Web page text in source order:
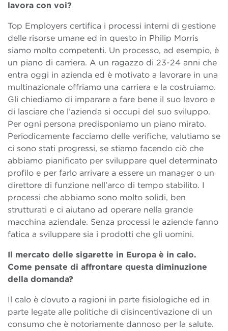
lavora con voi?
Top Employers certifica i processi interni di gestione
delle risorse umane ed in questo in Philip Morris
siamo molto competenti. Un processo, ad esempio, è
un piano di carriera. A un ragazzo di 23-24 anni che
entra oggi in azienda ed è motivato a lavorare in una
multinazionale offriamo una carriera e la costruiamo.
Gli chiediamo di imparare a fare bene il suo lavoro e
di lasciare che l’azienda si occupi del suo sviluppo.
Per ogni persona predisponiamo un piano mirato.
Periodicamente facciamo delle verifiche, valutiamo se
ci sono stati progressi, se stiamo facendo ciò che
abbiamo pianificato per sviluppare quel determinato
profilo e per farlo arrivare a essere un manager o un
direttore di funzione nell’arco di tempo stabilito. I
processi che abbiamo sono molto solidi, ben
strutturati e ci aiutano ad operare nella grande
macchina aziendale. Senza processi le aziende fanno
fatica a sviluppare sia i prodotti che gli uomini.
Il mercato delle sigarette in Europa è in calo.
Come pensate di affrontare questa diminuzione
della domanda?
Il calo è dovuto a ragioni in parte fisiologiche ed in
parte legate alle politiche di disincentivazione di un
consumo che è notoriamente dannoso per la salute.